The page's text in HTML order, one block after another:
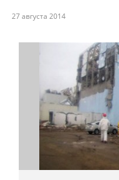
27 августа 2014